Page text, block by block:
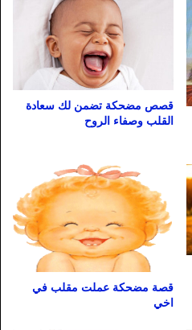
قصص مضحكة تضمن لك سعادة
القلب وصفاء الروح
قصة مضحكة عملت مقلب في
اخي